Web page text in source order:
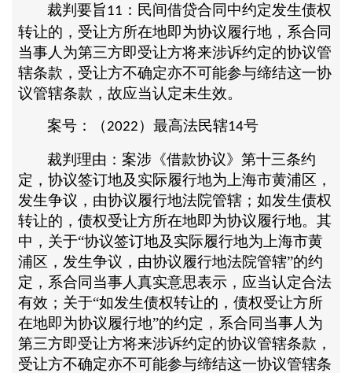
裁判要旨11 ：民间借贷合同中约定发生债权
转让的，受让方所在地即为协议履行地，系合同
当事人为第三方即受让方将来涉诉约定的协议管
辖条款，受让方不确定亦不可能参与缔结这一协
议管辖条款，故应当认定未生效。
案号：（2022 ）最高法民辖14号
裁判理由：案涉《借款协议》第十三条约
定，协议签订地及实际履行地为上海市黄浦区，
发生争议，由协议履行地法院管辖；如发生债权
转让的，债权受让方所在地即为协议履行地。其
中，关于“协议签订地及实际履行地为上海市黄
浦区，发生争议，由协议履行地法院管辖”的约
定，系合同当事人真实意思表示，应当认定合法
有效；关于“如发生债权转让的，债权受让方所
在地即为协议履行地”的约定，系合同当事人为
第三方即受让方将来涉诉约定的协议管辖条款，
受让方不确定亦不可能参与缔结这一协议管辖条